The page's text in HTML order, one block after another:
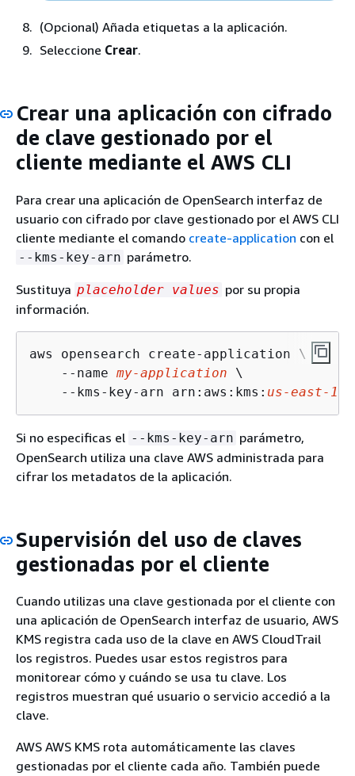
(Opcional) Añada etiquetas a la aplicación.
Seleccione Crear.
Crear una aplicación con cifrado
de clave gestionado por el
cliente mediante el AWS CLI
Para crear una aplicación de OpenSearch interfaz de
usuario con cifrado por clave gestionado por el AWS CLI
cliente mediante el comando create-application con el
--kms-key-arn parámetro.
Sustituya placeholder values por su propia
información.
aws opensearch create-application \
    --name
my-application \
    --kms-key-arn arn:aws:kms:
us-east-1
Si no especificas el --kms-key-arn parámetro,
OpenSearch utiliza una clave AWS administrada para
cifrar los metadatos de la aplicación.
Supervisión del uso de claves
gestionadas por el cliente
Cuando utilizas una clave gestionada por el cliente con
una aplicación de OpenSearch interfaz de usuario, AWS
KMS registra cada uso de la clave en AWS CloudTrail
los registros. Puedes usar estos registros para
monitorear cómo y cuándo se usa tu clave. Los
registros muestran qué usuario o servicio accedió a la
clave.
AWS AWS KMS rota automáticamente las claves
gestionadas por el cliente cada año. También puede